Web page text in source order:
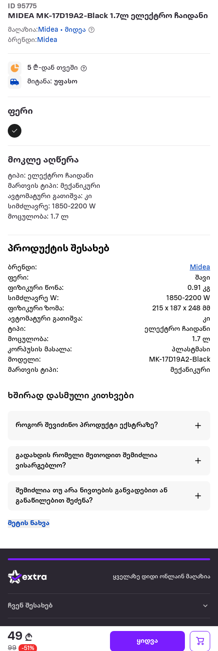
ID 95775
MIDEA MK-17D19A2-Black 1.7ლ ელექტრო ჩაიდანი
მაღაზია: Midea • მიდეა
ბრენდი: Midea
5 ₾-დან თვეში
მიტანა: უფასო
ფერი
მოკლე აღწერა
ტიპი: ელექტრო ჩაიდანი
მართვის ტიპი: მექანიკური
ავტომატური გათიშვა: კი
სიმძლავრე: 1850-2200 W
მოცულობა: 1.7 ლ
49
99 -51%
ყიდვა
პროდუქტის შესახებ
ბრენდი:
Midea
ფერი:
შავი
ფიზიკური წონა:
0.91 კგ
სიმძლავრე W:
1850-2200 W
ფიზიკური ზომა:
215 x 187 x 248 მმ
ავტომატური გათიშვა:
კი
ტიპი:
ელექტრო ჩაიდანი
მოცულობა:
1.7 ლ
კორპუსის მასალა:
პლასტმასი
მოდელი:
MK-17D19A2-Black
მართვის ტიპი:
მექანიკური
ხშირად დასმული კითხვები
როგორ შევიძინო პროდუქტი ექსტრაზე?
გადახდის რომელი მეთოდით შემიძლია
ვისარგებლო?
შემიძლია თუ არა ნივთების განვადებით ან
განაწილებით შეძენა?
მეტის ნახვა
ყველაზე დიდი ონლაინ მაღაზია
ჩვენ შესახებ
წესები და პირობები